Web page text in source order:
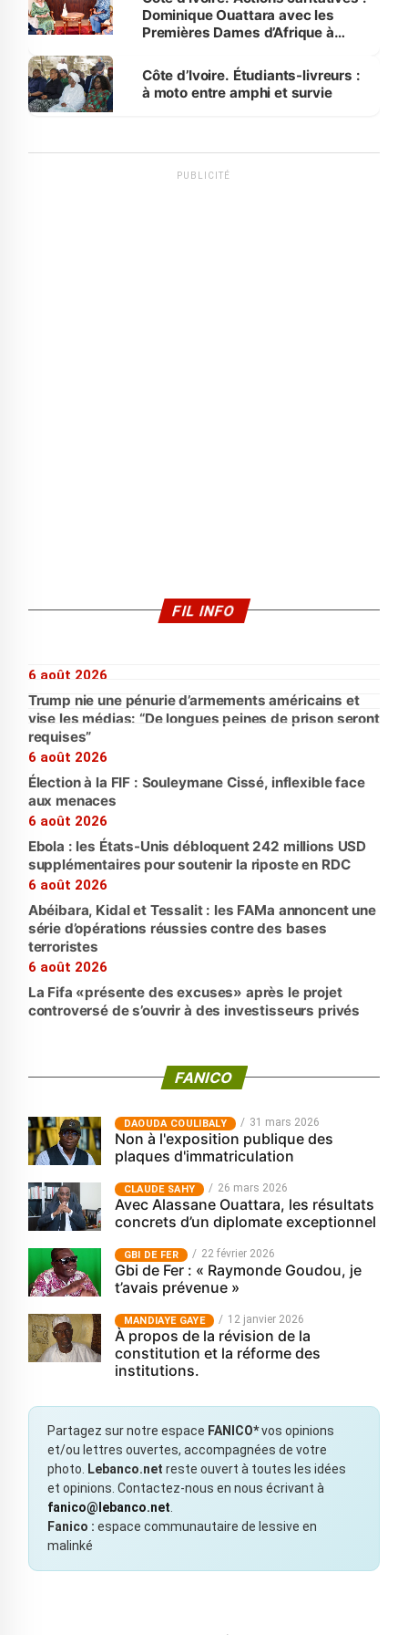
Dominique Ouattara avec les
Premières Dames d’Afrique à
Côte d’Ivoire. Étudiants-livreurs :
à moto entre amphi et survie
PUBLICITÉ
FIL INFO
6 août 2026
Trump nie une pénurie d’armements américains et
vise les médias: “De longues peines de prison seront
requises”
6 août 2026
Élection à la FIF : Souleymane Cissé, inflexible face
aux menaces
6 août 2026
Ebola : les États-Unis débloquent 242 millions USD
supplémentaires pour soutenir la riposte en RDC
6 août 2026
Abéibara, Kidal et Tessalit : les FAMa annoncent une
série d’opérations réussies contre des bases
terroristes
6 août 2026
La Fifa «présente des excuses» après le projet
controversé de s’ouvrir à des investisseurs privés
FANICO
‎DAOUDA COULIBALY 31 mars 2026
Non à l'exposition publique des
plaques d'immatriculation
CLAUDE SAHY 26 mars 2026
Avec Alassane Ouattara, les résultats
concrets d’un diplomate exceptionnel
GBI DE FER 22 février 2026
Gbi de Fer : « Raymonde Goudou, je
t’avais prévenue »
MANDIAYE GAYE 12 janvier 2026
À propos de la révision de la
constitution et la réforme des
institutions.
Partagez sur notre espace FANICO*vos opinions
et/ou lettres ouvertes, accompagnées de votre
photo.
Lebanco.net reste ouvert à toutes les idées
et opinions. Contactez-nous en nous écrivant à
fanico@lebanco.net
Fanico : espace communautaire de lessive en
malinké